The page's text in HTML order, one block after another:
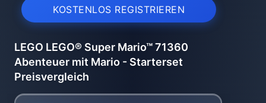
KOSTENLOS REGISTRIEREN
LEGO LEGO® Super Mario™ 71360
Abenteuer mit Mario - Starterset
Preisvergleich